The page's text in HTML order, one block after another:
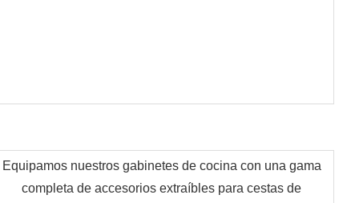
Equipamos nuestros gabinetes de cocina con una gama
completa de accesorios extraíbles para cestas de